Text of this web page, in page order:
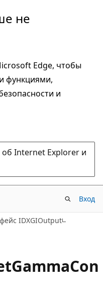
не
Edge, чтобы
функциями,
и
Internet Explorer и
Вход
IDXGIOutput